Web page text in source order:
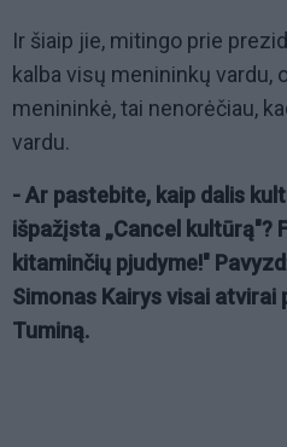
Ir šiaip jie, mitingo prie
kalba visų menininkų vardu,
menininkė, tai nenorėčiau,
vardu.
- Ar pastebite, kaip dalis
išpažįsta „Cancel kultūrą"?
kitaminčių pjudyme!"
Simonas Kairys visai atvirai
Tuminą.